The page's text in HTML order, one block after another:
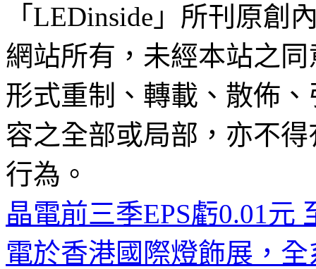
「LEDinside」所刊原創
網站所有，未經本站之
形式重制、轉載、散佈
容之全部或局部，亦不
行為。
晶電前三季EPS虧0.01元
電於香港國際燈飾展，